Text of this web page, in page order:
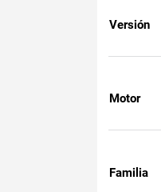
Versión
Motor
Familia